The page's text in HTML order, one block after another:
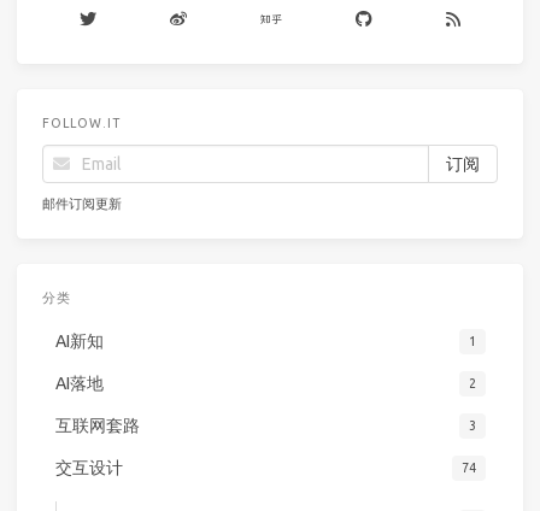
FOLLOW.IT
邮件订阅更新
分类
AI新知 1
AI落地 2
互联网套路 3
交互设计 74